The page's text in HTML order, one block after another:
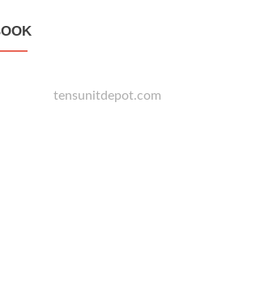
tensunitdepot.com